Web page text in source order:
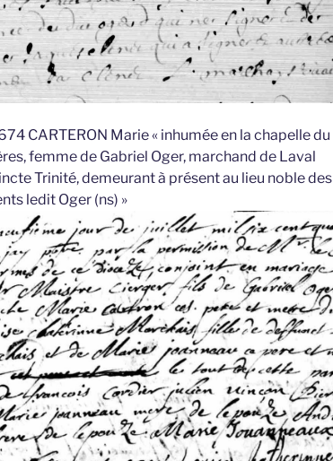
CARTERON Marie « inhumée en la chapelle du
femme de Gabriel Oger, marchand de Laval
Trinité, demeurant à présent au lieu noble des
ledit Oger (ns) »